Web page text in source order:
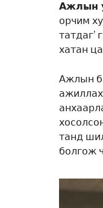
Ажлын
орчим
татдаг’
хатан
Ажлын
танд
болгож